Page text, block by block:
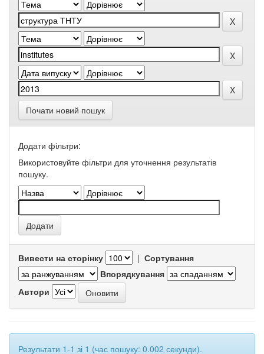
Почати новий пошук
Додати фільтри:
Використовуйте фільтри для уточнення результатів
пошуку.
Вивести на сторінку | Сортування
Впорядкування
Автори
Результати 1-1 зі 1 (час пошуку: 0.002 секунди).